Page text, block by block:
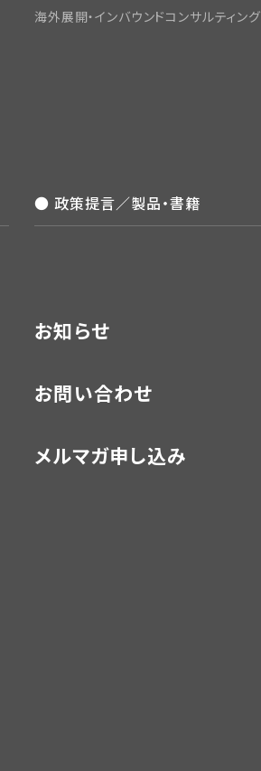
海外展開・インバウンドコンサルティング
● 政策提言／製品・書籍
お知らせ
お問い合わせ
メルマガ申し込み